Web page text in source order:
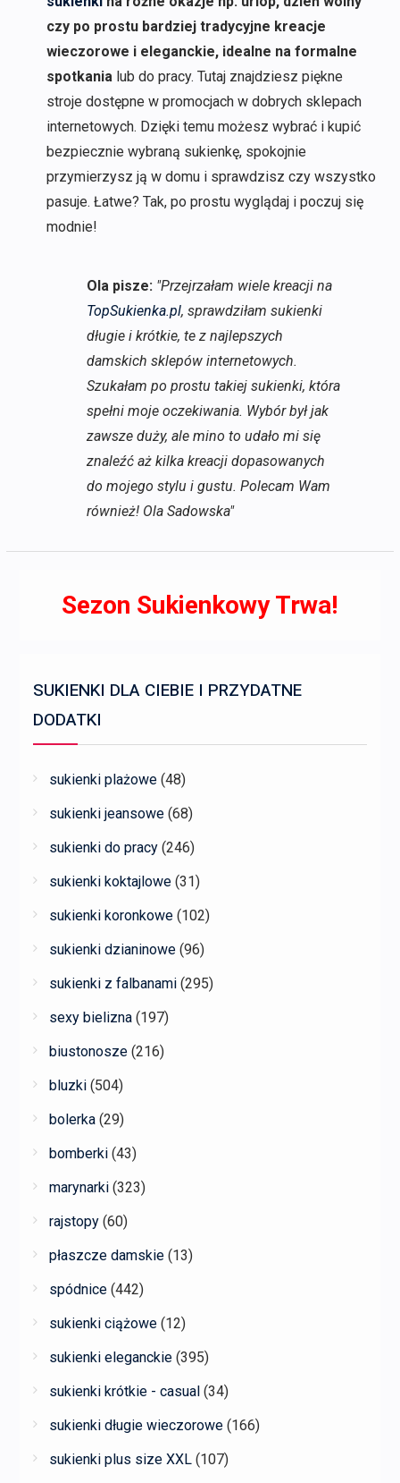
czy po prostu bardziej tradycyjne kreacje
wieczorowe i eleganckie, idealne na formalne
spotkania lub do pracy. Tutaj znajdziesz piękne
stroje dostępne w promocjach w dobrych sklepach
internetowych. Dzięki temu możesz wybrać i kupić
bezpiecznie wybraną sukienkę, spokojnie
przymierzysz ją w domu i sprawdzisz czy wszystko
pasuje. Łatwe? Tak, po prostu wyglądaj i poczuj się
modnie!
Ola pisze: "Przejrzałam wiele kreacji na
TopSukienka.pl, sprawdziłam sukienki
długie i krótkie, te z najlepszych
damskich sklepów internetowych.
Szukałam po prostu takiej sukienki, która
spełni moje oczekiwania. Wybór był jak
zawsze duży, ale mino to udało mi się
znaleźć aż kilka kreacji dopasowanych
do mojego stylu i gustu. Polecam Wam
również! Ola Sadowska"
Sezon Sukienkowy Trwa!
SUKIENKI DLA CIEBIE I PRZYDATNE
DODATKI
sukienki plażowe (48)
sukienki jeansowe (68)
sukienki do pracy (246)
sukienki koktajlowe (31)
sukienki koronkowe (102)
sukienki dzianinowe (96)
sukienki z falbanami (295)
sexy bielizna (197)
biustonosze (216)
bluzki (504)
bolerka (29)
bomberki (43)
marynarki (323)
rajstopy (60)
płaszcze damskie (13)
spódnice (442)
sukienki ciążowe (12)
sukienki eleganckie (395)
sukienki krótkie - casual (34)
sukienki długie wieczorowe (166)
sukienki plus size XXL (107)